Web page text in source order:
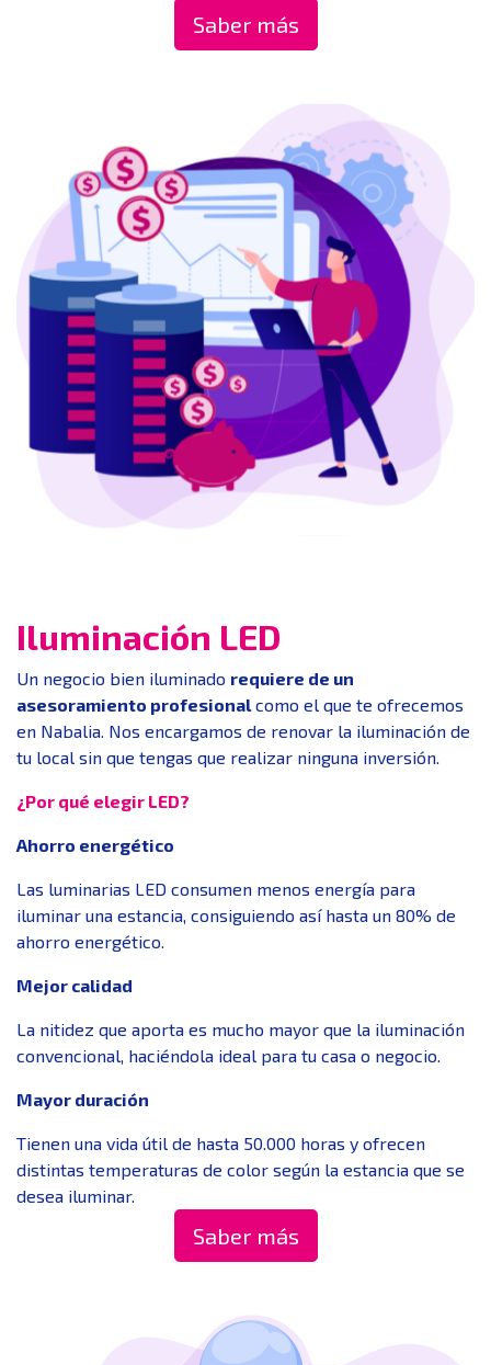
Saber más
Iluminación LED
Un negocio bien iluminado requiere de un
asesoramiento profesional como el que te ofrecemos
en Nabalia. Nos encargamos de renovar la iluminación de
tu local sin que tengas que realizar ninguna inversión.
¿Por qué elegir LED?
Ahorro energético
Las luminarias LED consumen menos energía para
iluminar una estancia, consiguiendo así hasta un 80% de
ahorro energético.
Mejor calidad
La nitidez que aporta es mucho mayor que la iluminación
convencional, haciéndola ideal para tu casa o negocio.
Mayor duración
Tienen una vida útil de hasta 50.000 horas y ofrecen
distintas temperaturas de color según la estancia que se
desea iluminar.
Saber más